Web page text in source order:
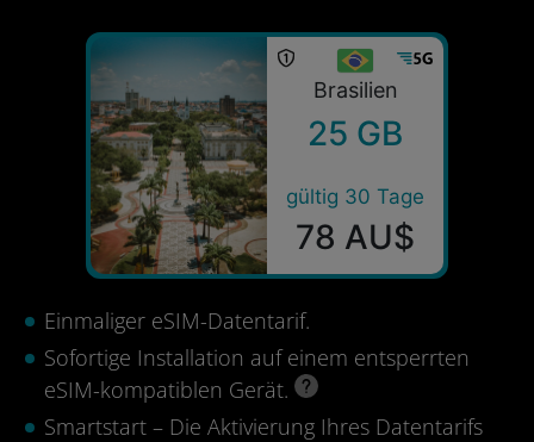
Brasilien
25 GB
gültig 30 Tage
78 AU$
Einmaliger eSIM-Datentarif.
Sofortige Installation auf einem entsperrten
eSIM-kompatiblen Gerät.
Smartstart – Die Aktivierung Ihres Datentarifs